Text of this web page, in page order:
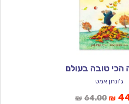
הכי טובה בעולם
ג'ונתן אמט
₪ 64.00 ₪